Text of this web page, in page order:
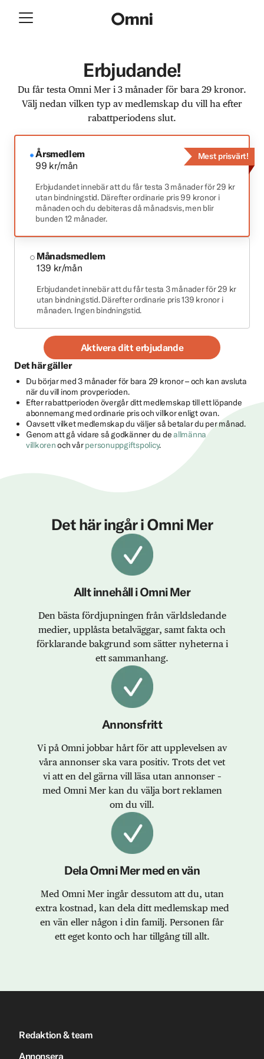
Erbjudande!
Du får testa Omni Mer i 3 månader för bara 29 kronor.
Välj nedan vilken typ av medlemskap du vill ha efter
rabattperiodens slut.
Årsmedlem
99 kr/mån
Erbjudandet innebär att du får testa 3 månader för 29 kr
utan bindningstid. Därefter ordinarie pris 99 kronor i
månaden och du debiteras då månadsvis, men blir
bunden 12 månader.
Mest prisvärt!
Månadsmedlem
139 kr/mån
Erbjudandet innebär att du får testa 3 månader för 29 kr
utan bindningstid. Därefter ordinarie pris 139 kronor i
månaden. Ingen bindningstid.
Aktivera ditt erbjudande
Det här gäller
Du börjar med 3 månader för bara 29 kronor – och kan avsluta
när du vill inom provperioden.
Efter rabattperioden övergår ditt medlemskap till ett löpande
abonnemang med ordinarie pris och villkor enligt ovan.
Oavsett vilket medlemskap du väljer så betalar du per månad.
Genom att gå vidare så godkänner du deallmänna
villkorenoch vårpersonuppgiftspolicy.
Det här ingår i Omni Mer
Allt innehåll i Omni Mer
Den bästa fördjupningen från världsledande
medier, upplåsta betalväggar, samt fakta och
förklarande bakgrund som sätter nyheterna i
ett sammanhang.
Annonsfritt
Vi på Omni jobbar hårt för att upplevelsen av
våra annonser ska vara positiv. Trots det vet
vi att en del gärna vill läsa utan annonser –
med Omni Mer kan du välja bort reklamen
om du vill.
Dela Omni Mer med en vän
Med Omni Mer ingår dessutom att du, utan
extra kostnad, kan dela ditt medlemskap med
en vän eller någon i din familj. Personen får
ett eget konto och har tillgång till allt.
Redaktion & team
Annonsera